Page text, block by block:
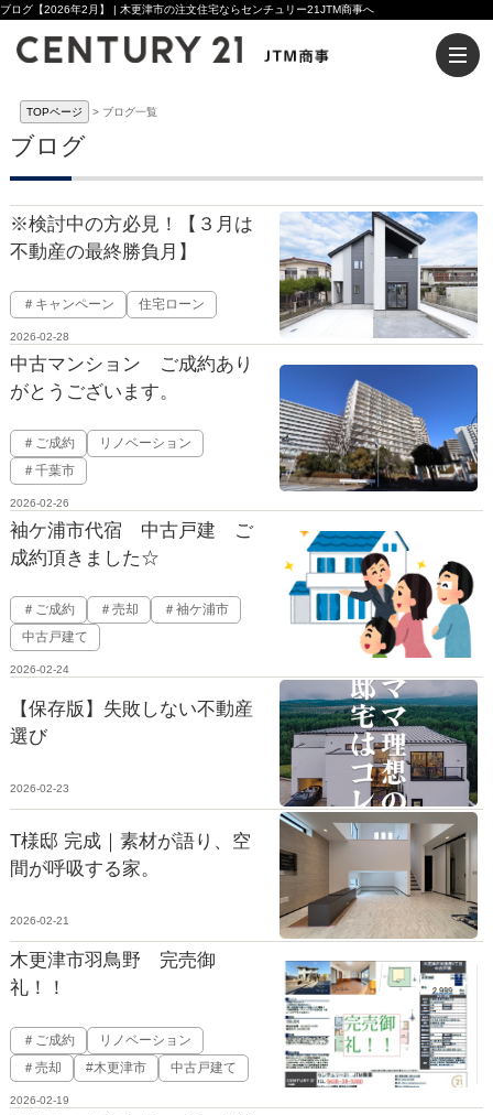
ブログ【2026年2月】 | 木更津市の注文住宅ならセンチュリー21JTM商事へ
TOPページ ブログ一覧
ブログ
※検討中の方必見！【３月は
不動産の最終勝負月】
＃キャンペーン 住宅ローン
2026-02-28
中古マンション ご成約あり
がとうございます。
＃ご成約
リノベーション
＃千葉市
2026-02-26
袖ケ浦市代宿 中古戸建 ご
成約頂きました☆
＃ご成約 ＃売却
＃袖ケ浦市
中古戸建て
2026-02-24
【保存版】失敗しない不動産
選び
2026-02-23
T様邸 完成｜素材が語り、空
間が呼吸する家。
2026-02-21
木更津市羽鳥野 完売御
礼！！
＃ご成約
リノベーション
＃売却
#木更津市 中古戸建て
2026-02-19